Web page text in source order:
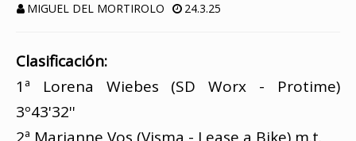
MIGUEL DEL MORTIROLO 24.3.25
Clasificación:
1ª Lorena Wiebes (SD Worx - Protime)
3º43'32''